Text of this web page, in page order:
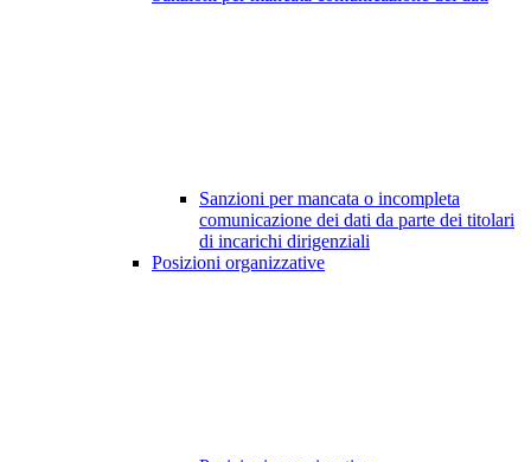
Sanzioni per mancata o incompleta
comunicazione dei dati da parte dei titolari
di incarichi dirigenziali
Posizioni organizzative